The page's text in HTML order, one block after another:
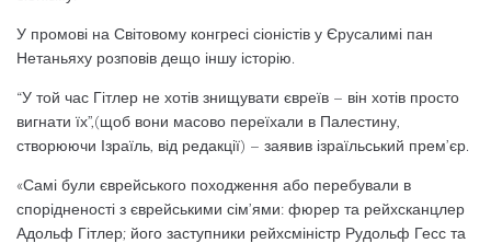
У промові на Світовому конгресі сіоністів у Єрусалимі пан
Нетаньяху розповів дещо іншу історію.
“У той час Гітлер не хотів знищувати євреїв – він хотів просто
вигнати їх”,(щоб вони масово переїхали в Палестину,
створюючи Ізраїль, від редакції) – заявив ізраїльський прем’єр.
«Самі були єврейського походження або перебували в
спорідненості з єврейськими сім’ями: фюрер та рейхсканцлер
Адольф Гітлер; його заступники рейхсміністр Рудольф Гесс та